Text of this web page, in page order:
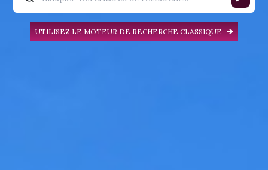
UTILISEZ LE MOTEUR DE RECHERCHE CLASSIQUE